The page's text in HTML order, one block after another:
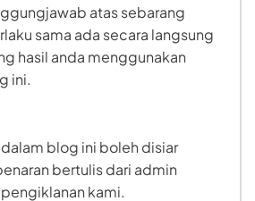
atas sebarang
sama ada secara langsung
hasil anda menggunakan
ini.
blog ini boleh disiar
bertulis dari admin
kami.